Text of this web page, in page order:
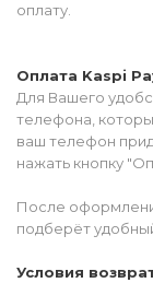
оплату.
Оплата Kaspi
Для Вашего
телефона,
ваш телефон
нажать кнопку
После
подберёт
Условия